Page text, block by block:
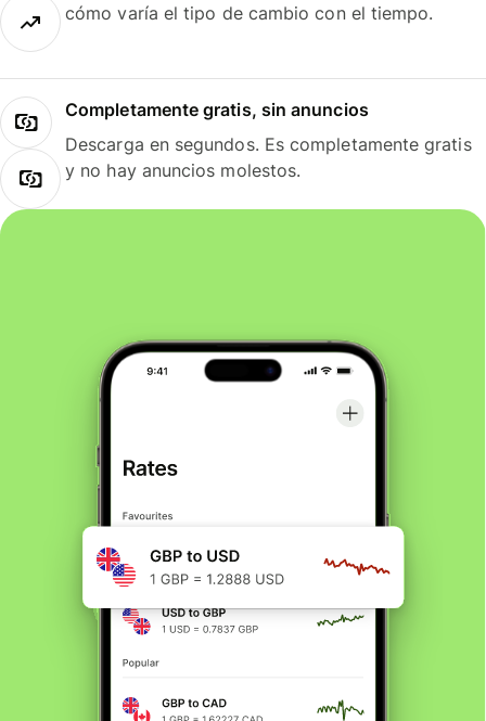
cómo varía el tipo de cambio con el tiempo.
Completamente gratis, sin anuncios
Descarga en segundos. Es completamente gratis
y no hay anuncios molestos.